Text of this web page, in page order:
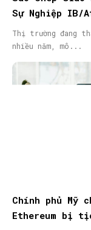
Sự Nghiệp IB/
Thị trường đang
nhiều năm, mô...
Chính phủ Mỹ
Ethereum bị